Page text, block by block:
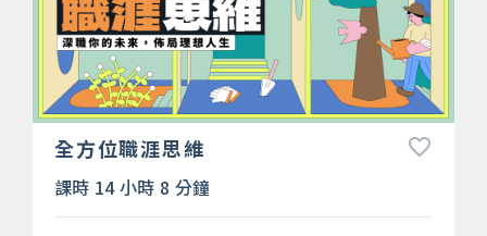
全方位職涯思維
課時 14 小時 8 分鐘